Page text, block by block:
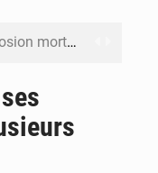
Syrie : Explosion mortelle sur un minibus à Jaramana (Damas)
Travail domestique non rémunéré : à Saly, l’Afrique veut en mesurer la valeur